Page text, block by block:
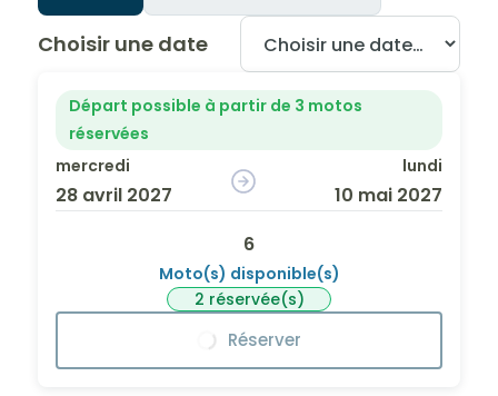
Choisir une date
Départ possible à partir de 3 motos
réservées
mercredi
28 avril 2027
lundi
10 mai 2027
6
Moto(s) disponible(s)
2 réservée(s)
Réserver